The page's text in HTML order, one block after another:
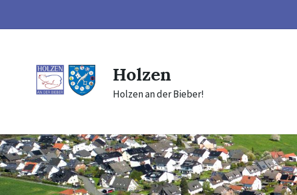
content
main
footer
Holzen
Holzen an der Bieber!